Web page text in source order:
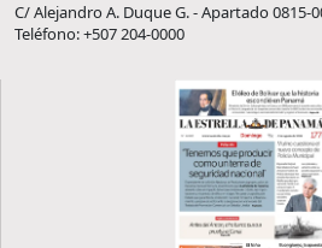
C/ Alejandro A. Duque G. - Apartado 0815-
Teléfono: +507 204-0000